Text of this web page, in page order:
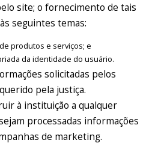
site; o fornecimento de tais
seguintes temas:
produtos e serviços; e
da identidade do usuário.
solicitadas pelos
pela justiça.
à instituição a qualquer
processadas informações
de marketing.